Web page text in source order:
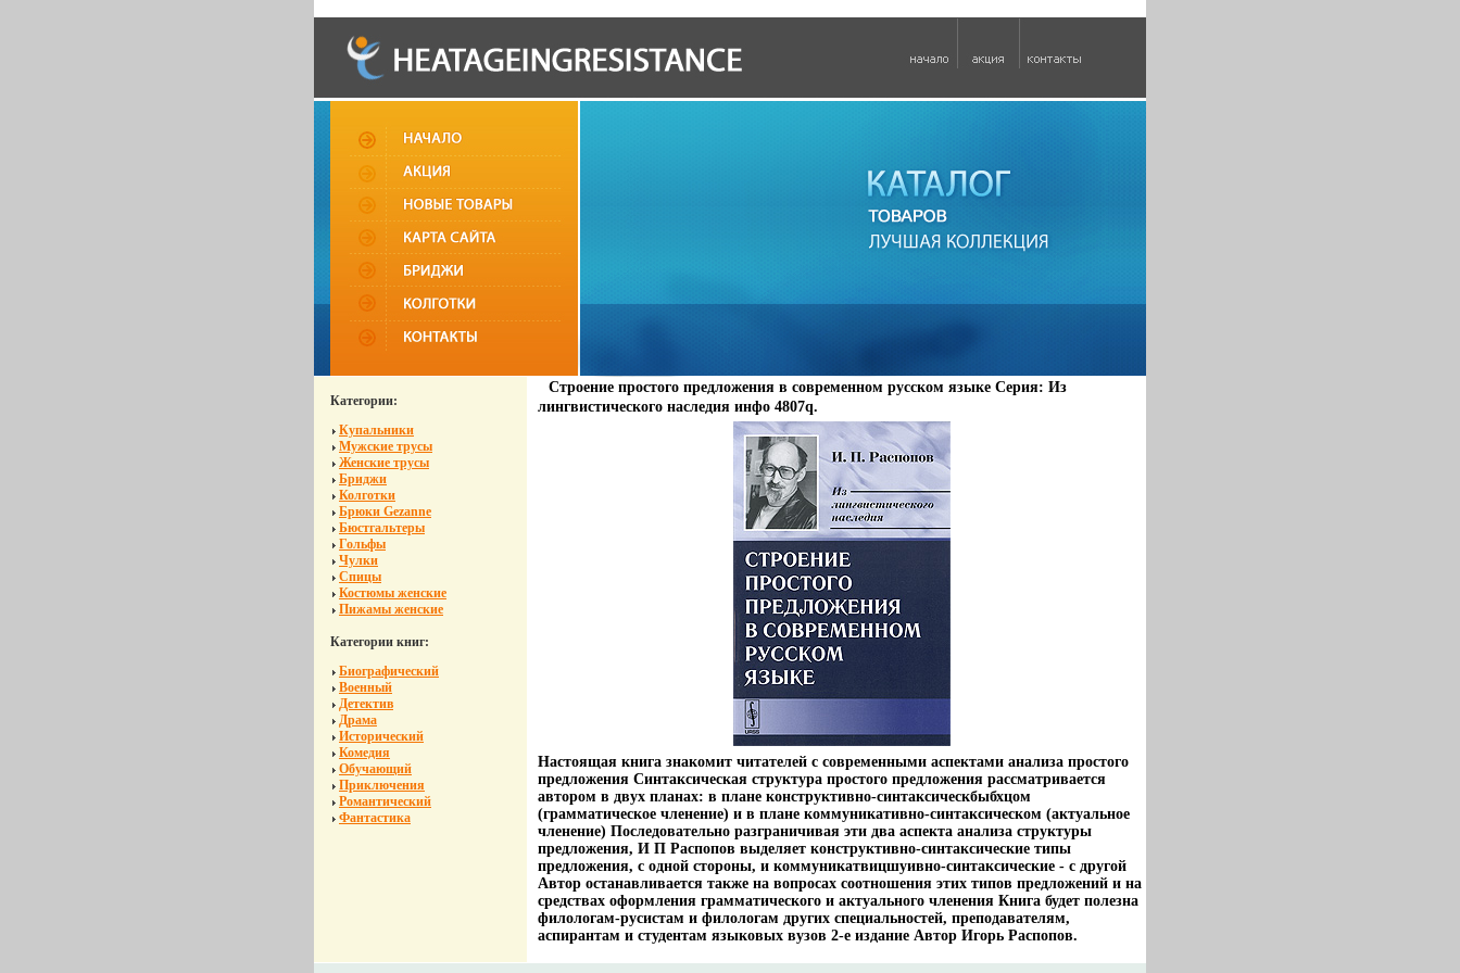
Категории:
Купальники
Мужские трусы
Женские трусы
Бриджи
Колготки
Брюки Gezanne
Бюстгальтеры
Гольфы
Чулки
Спицы
Костюмы женские
Пижамы женские
Категории книг:
Биографический
Военный
Детектив
Драма
Исторический
Комедия
Обучающий
Приключения
Романтический
Фантастика
Строение простого предложения в современном русском языке Серия: Из
лингвистического наследия инфо 4807q.
Настоящая книга знакомит читателей с современными аспектами анализа простого
предложения Синтаксическая структура простого предложения рассматривается
автором в двух планах: в плане конструктивно-синтаксическбыбхцом
(грамматическое членение) и в плане коммуникативно-синтаксическом (актуальное
членение) Последовательно разграничивая эти два аспекта анализа структуры
предложения, И П Распопов выделяет конструктивно-синтаксические типы
предложения, с одной стороны, и коммуникатвицшуивно-синтаксические - с другой
Автор останавливается также на вопросах соотношения этих типов предложений и на
средствах оформления грамматического и актуального членения Книга будет полезна
филологам-русистам и филологам других специальностей, преподавателям,
аспирантам и студентам языковых вузов 2-е издание Автор Игорь Распопов.